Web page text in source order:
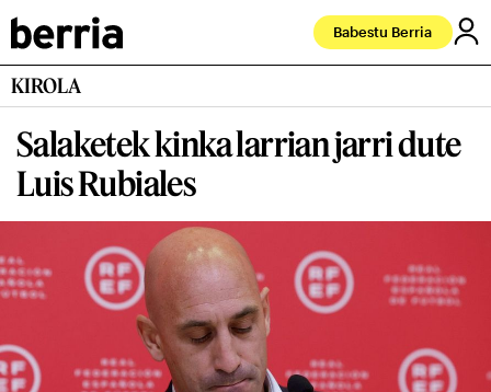
Babestu Berria
KIROLA
Salaketek kinka larrian jarri dute
Luis Rubiales